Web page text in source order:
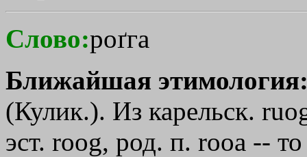
Слово:роґга
Ближайшая
(Кулик.). Из карельск.
эст. rооg, род. п. rооа --